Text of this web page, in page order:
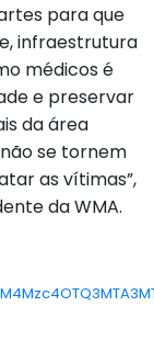
para que
infraestrutura
médicos é
e preservar
da área
se tornem
as vítimas”,
da WMA.